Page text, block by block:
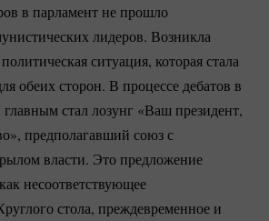
в парламент не прошло
лидеров. Возникла
ситуация, которая стала
обеих сторон. В процессе дебатов в
главным стал лозунг «Ваш президент,
предполагавший союз с
власти. Это предложение
несоответствующее
стола, преждевременное и